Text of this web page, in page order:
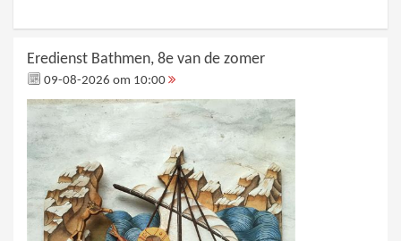
Eredienst Bathmen, 8e van de zomer
09-08-2026 om 10:00